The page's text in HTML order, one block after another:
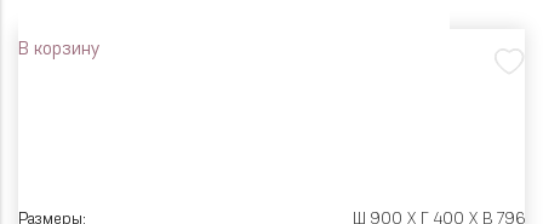
В корзину
Размеры: Ш 900 X Г 400 X В 796